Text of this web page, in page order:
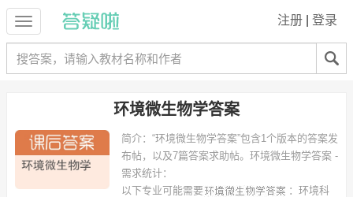
注册 登录
环境微生物学答案
简介： “环境微生物学答案”包含1个版本的答案发
布帖，以及7篇答案求助帖。 环境微生物学答案 -
需求统计：
以下专业可能需要
：环境科